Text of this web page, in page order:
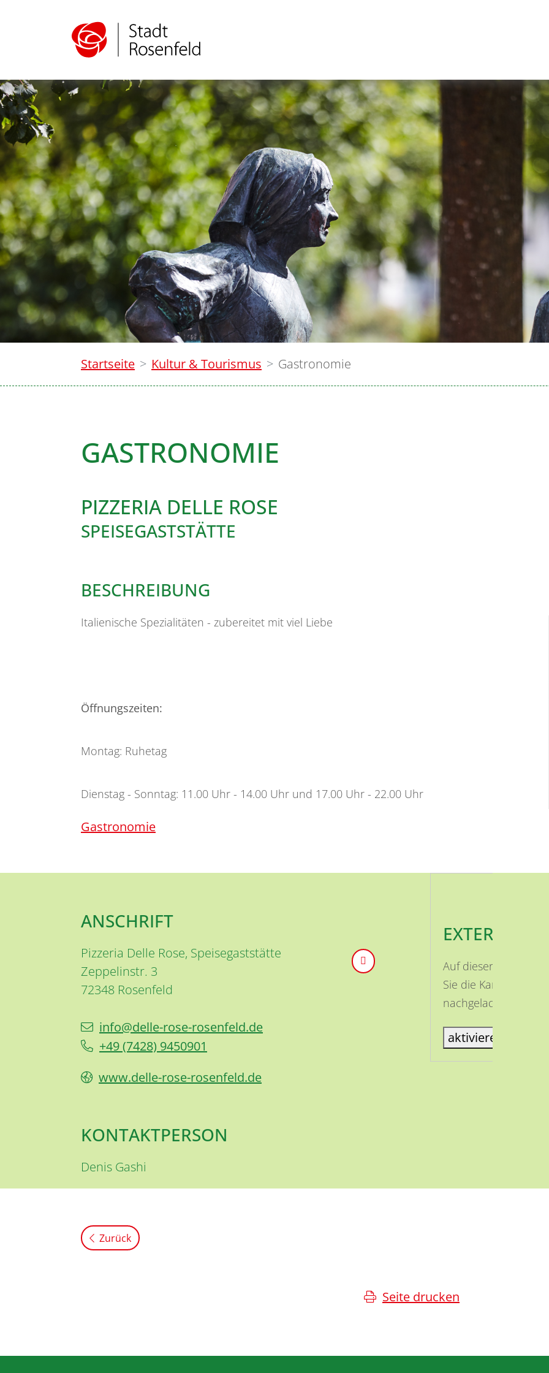
Startseite Kultur & Tourismus Gastronomie
GASTRONOMIE
PIZZERIA DELLE ROSE
SPEISEGASTSTÄTTE
BESCHREIBUNG
Italienische Spezialitäten - zubereitet mit viel Liebe
Öffnungszeiten:
Montag: Ruhetag
Dienstag - Sonntag: 11.00 Uhr - 14.00 Uhr und 17.00 Uhr - 22.00 Uhr
Gastronomie
ANSCHRIFT
Pizzeria Delle Rose, Speisegaststätte
Zeppelinstr. 3
72348 Rosenfeld
info@delle-rose-rosenfeld.de
+49 (7428) 9450901
www.delle-rose-rosenfeld.de
KONTAKTPERSON
Denis Gashi
EXTERNE
Auf dieser Seite ist
Sie die Karte
nachgeladen.
aktiviere Karte
Zurück
Seite drucken